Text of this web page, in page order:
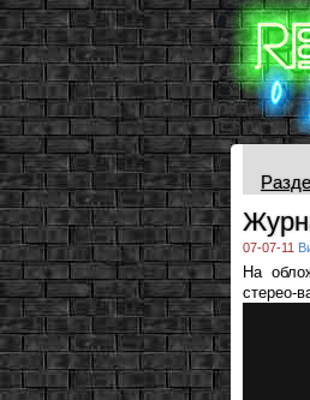
07-07-11
На
стерео-